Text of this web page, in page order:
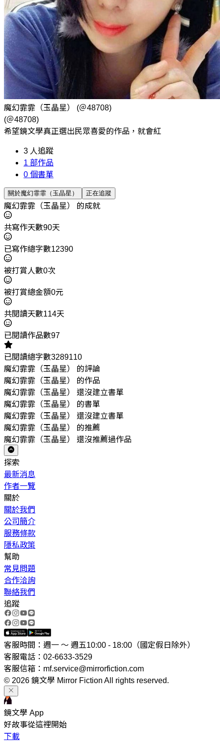
魔幻霏霏（玉晶星）
(＠48708)
(＠48708)
希望鏡文學真正選出民眾喜愛的作品，就會紅
3 人追蹤
1 部作品
0 個書單
關於魔幻霏霏（玉晶星） 正在追蹤
魔幻霏霏（玉晶星） 的成就
共寫作天數90天
已寫作總字數12390
被打賞人數0次
被打賞總金額0元
共閱讀天數114天
已閱讀作品數97
已閱讀總字數3289110
魔幻霏霏（玉晶星） 的評論
魔幻霏霏（玉晶星） 的作品
魔幻霏霏（玉晶星） 還沒建立書單
魔幻霏霏（玉晶星） 的書單
魔幻霏霏（玉晶星） 還沒建立書單
魔幻霏霏（玉晶星） 的推薦
魔幻霏霏（玉晶星） 還沒推薦過作品
探索
最新消息
作者一覽
關於
關於我們
公司簡介
服務條款
隱私政策
幫助
常見問題
合作洽詢
聯絡我們
追蹤
客服時間：週一 ～ 週五10:00 - 18:00（國定假日除外）
客服電話：02-6633-3529
客服信箱：mf.service@mirrorfiction.com
© 2026 鏡文學 Mirror Fiction All rights reserved.
鏡文學 App
好故事從這裡開始
下載